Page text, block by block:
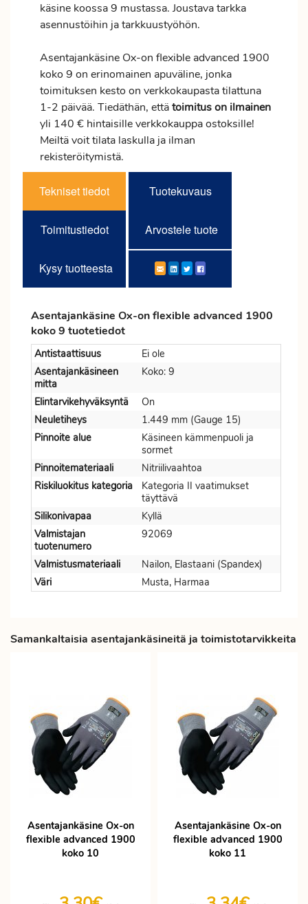
käsine koossa 9 mustassa. Joustava tarkka
asennustöihin ja tarkkuustyöhön.
Asentajankäsine Ox-on flexible advanced 1900
koko 9 on erinomainen apuväline, jonka
toimituksen kesto on verkkokaupasta tilattuna
1-2 päivää. Tiedäthän, ettätoimituson ilmainen
yli 140 € hintaisille verkkokauppa ostoksille!
Meiltä voit tilata laskulla ja ilman
rekisteröitymistä.
Tekniset tiedot Tuotekuvaus
Toimitustiedot Arvostele tuote
Kysy tuotteesta
Asentajankäsine Ox-on flexible advanced 1900
koko 9 tuotetiedot
Antistaattisuus
Ei ole
Asentajankäsineen
mitta
Koko: 9
Elintarvikehyväksyntä
On
Neuletiheys
1.449 mm (Gauge 15)
Pinnoite alue
Käsineen kämmenpuoli ja
sormet
Pinnoitemateriaali
Nitriilivaahtoa
Riskiluokitus kategoria
Kategoria II vaatimukset
täyttävä
Silikonivapaa
Kyllä
Valmistajan
tuotenumero
92069
Valmistusmateriaali
Nailon, Elastaani (Spandex)
Väri
Musta, Harmaa
Samankaltaisia asentajankäsineitä ja toimistotarvikkeita
Asentajankäsine Ox-on
flexible advanced 1900
koko 10
Asentajankäsine Ox-on
flexible advanced 1900
koko 11